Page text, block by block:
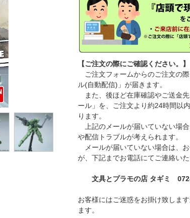
【ご注文の際にご確認ください。】
ご注文フォームからのご注文の
ル(自動配信)」が届きます。
また、後ほど在庫確認やご送金
ール」を、ご注文より約24時間以
ります。
上記のメールが届いていない場
や配信トラブルが考えられます。
メールが届いていない場合は、
が、下記までお電話にてご連絡いた
文具とプラモの店 タギミ
お客様にはご迷惑をお掛け致しま
ます。